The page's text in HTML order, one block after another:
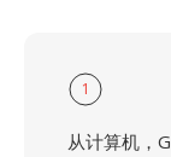
1
从计算机，